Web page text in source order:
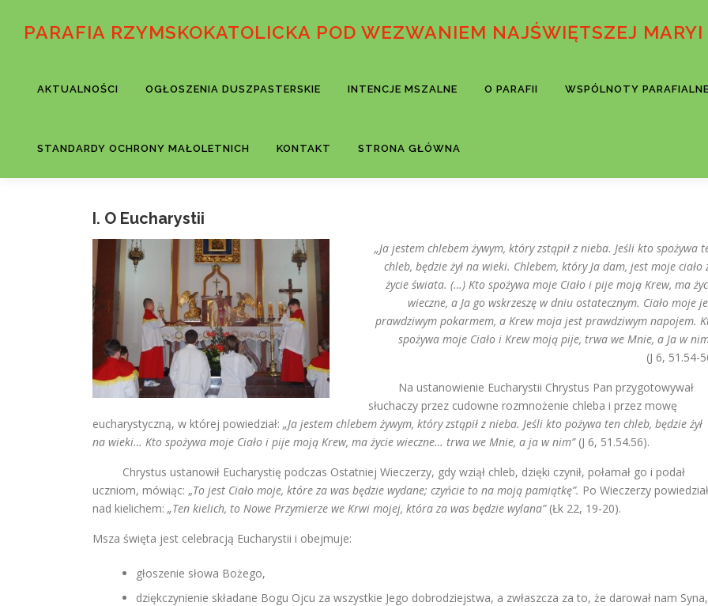
PARAFIA RZYMSKOKATOLICKA POD WEZWANIEM NAJŚWIĘTSZEJ
AKTUALNOŚCI OGŁOSZENIA DUSZPASTERSKIE INTENCJE MSZALNE O PARAFII WSPÓLNOTY
STANDARDY OCHRONY MAŁOLETNICH KONTAKT STRONA GŁÓWNA
I. O Eucharystii
„Ja jestem chlebem żywym, który zstąpił z nieba. Jeśli kto spożywa
chleb, będzie żył na wieki. Chlebem, który Ja dam, jest moje ciało
życie świata. (…) Kto spożywa moje Ciało i pije moją Krew, ma
wieczne, a Ja go wskrzeszę w dniu ostatecznym. Ciało moje
prawdziwym pokarmem, a Krew moja jest prawdziwym napojem.
spożywa moje Ciało i Krew moją pije, trwa we Mnie, a Ja w
(J 6, 51.54-
Na ustanowienie Eucharystii Chrystus Pan przygotowywał
słuchaczy przez cudowne rozmnożenie chleba i przez mowę
eucharystyczną, w której powiedział: „Ja jestem chlebem żywym, który zstąpił z nieba. Jeśli kto pożywa ten chleb, będzie żył
na wieki… Kto spożywa moje Ciało i pije moją Krew, ma życie wieczne… trwa we Mnie, a ja w nim”(J 6, 51.54.56).
Chrystus ustanowił Eucharystię podczas Ostatniej Wieczerzy, gdy wziął chleb, dzięki czynił, połamał go i podał
uczniom, mówiąc: „To jest Ciało moje, które za was będzie wydane; czyńcie to na moją pamiątkę”. Po Wieczerzy powiedział
nad kielichem: „Ten kielich, to Nowe Przymierze we Krwi mojej, która za was będzie wylana”(Łk 22, 19-20).
Msza święta jest celebracją Eucharystii i obejmuje:
głoszenie słowa Bożego,
dziękczynienie składane Bogu Ojcu za wszystkie Jego dobrodziejstwa, a zwłaszcza za to, że darował nam Syna,